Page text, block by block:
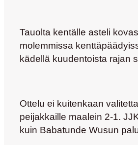
Tauolta kentälle asteli
molemmissa
kädellä kuudentoista rajan
Ottelu ei kuitenkaan
peijakkaille maalein 2-1.
kuin Babatunde Wusun